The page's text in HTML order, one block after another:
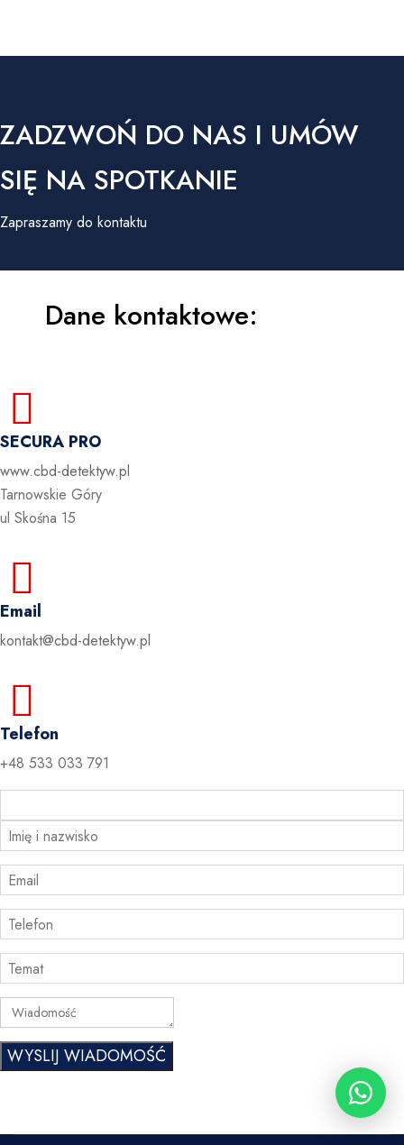
ZADZWOŃ DO NAS I UMÓW
SIĘ NA SPOTKANIE
Zapraszamy do kontaktu
Dane kontaktowe:
SECURA PRO
www.cbd-detektyw.pl
Tarnowskie Góry
ul Skośna 15
Email
kontakt@cbd-detektyw.pl
Telefon
+48 533 033 791
WYSLIJ WIADOMOŚĆ